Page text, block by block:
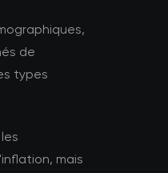
de
types
mais